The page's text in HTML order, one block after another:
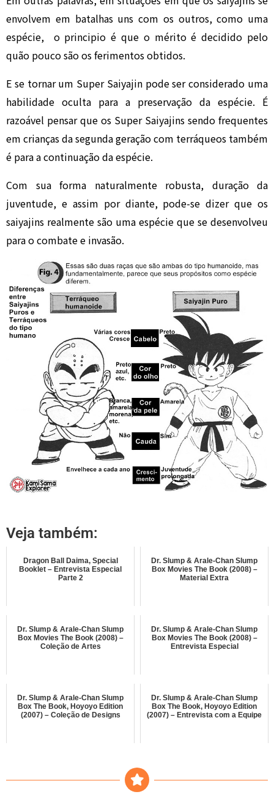
envolvem em batalhas uns com os outros, como uma
espécie, o principio é que o mérito é decidido pelo
quão pouco são os ferimentos obtidos.
E se tornar um Super Saiyajin pode ser considerado uma
habilidade oculta para a preservação da espécie. É
razoável pensar que os Super Saiyajins sendo frequentes
em crianças da segunda geração com terráqueos também
é para a continuação da espécie.
Com sua forma naturalmente robusta, duração da
juventude, e assim por diante, pode-se dizer que os
saiyajins realmente são uma espécie que se desenvolveu
para o combate e invasão.
Veja também:
Dragon Ball Daima, Special
Booklet – Entrevista Especial
Parte 2
Dr. Slump & Arale-Chan Slump
Box Movies The Book (2008) –
Material Extra
Dr. Slump & Arale-Chan Slump
Box Movies The Book (2008) –
Coleção de Artes
Dr. Slump & Arale-Chan Slump
Box Movies The Book (2008) –
Entrevista Especial
Dr. Slump & Arale-Chan Slump
Box The Book, Hoyoyo Edition
(2007) – Coleção de Designs
Dr. Slump & Arale-Chan Slump
Box The Book, Hoyoyo Edition
(2007) – Entrevista com a Equipe